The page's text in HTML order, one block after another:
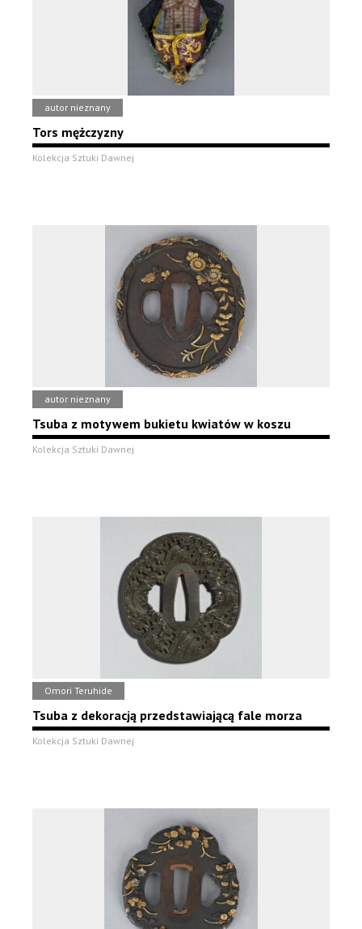
autor nieznany
Tors mężczyzny
Kolekcja Sztuki Dawnej
autor nieznany
Tsuba z motywem bukietu kwiatów w koszu
Kolekcja Sztuki Dawnej
Omori Teruhide
Tsuba z dekoracją przedstawiającą fale morza
Kolekcja Sztuki Dawnej